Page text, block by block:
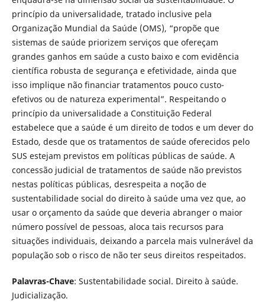
princípio da universalidade, tratado inclusive pela
Organização Mundial da Saúde (OMS), “propõe que
sistemas de saúde priorizem serviços que ofereçam
grandes ganhos em saúde a custo baixo e com evidência
científica robusta de segurança e efetividade, ainda que
isso implique não financiar tratamentos pouco custo-
efetivos ou de natureza experimental”. Respeitando o
princípio da universalidade a Constituição Federal
estabelece que a saúde é um direito de todos e um dever do
Estado, desde que os tratamentos de saúde oferecidos pelo
SUS estejam previstos em políticas públicas de saúde. A
concessão judicial de tratamentos de saúde não previstos
nestas políticas públicas, desrespeita a noção de
sustentabilidade social do direito à saúde uma vez que, ao
usar o orçamento da saúde que deveria abranger o maior
número possível de pessoas, aloca tais recursos para
situações individuais, deixando a parcela mais vulnerável da
população sob o risco de não ter seus direitos respeitados.
Palavras-Chave: Sustentabilidade social. Direito à saúde.
Judicialização.